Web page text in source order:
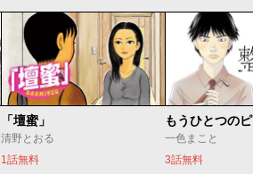
「壇蜜」
清野とおる
1話無料
一色まこと
3話無料